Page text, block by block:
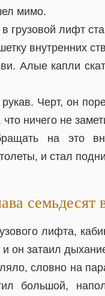
мимо.
грузовой лифт
внутренних
Алые капли
Черт, он
ничего не
на это
и стал
семьдесят
лифта,
он затаил
словно на
большой,